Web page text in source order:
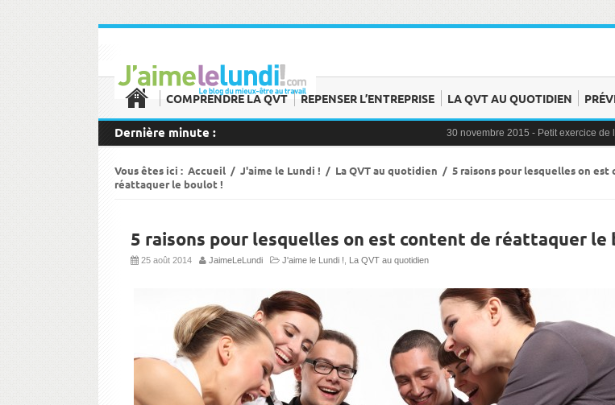
COMPRENDRE LA QVT REPENSER L’ENTREPRISE LA QVT AU QUOTIDIEN
Dernière minute : 30 novembre 2015 -Petit exercice de la
30 novembre 2015 -Blague au bureau #9
25 novembre 2015 -Reconversion
23 novembre 2015 -Le syndrome de
Vous êtes ici : Accueil / J'aime le Lundi ! / La QVT au quotidien / 5 raisons pour lesquelles on est
réattaquer le boulot !
5 raisons pour lesquelles on est content de réattaquer le
25 août 2014 JaimeLeLundi J'aime le Lundi ! La QVT au quotidien